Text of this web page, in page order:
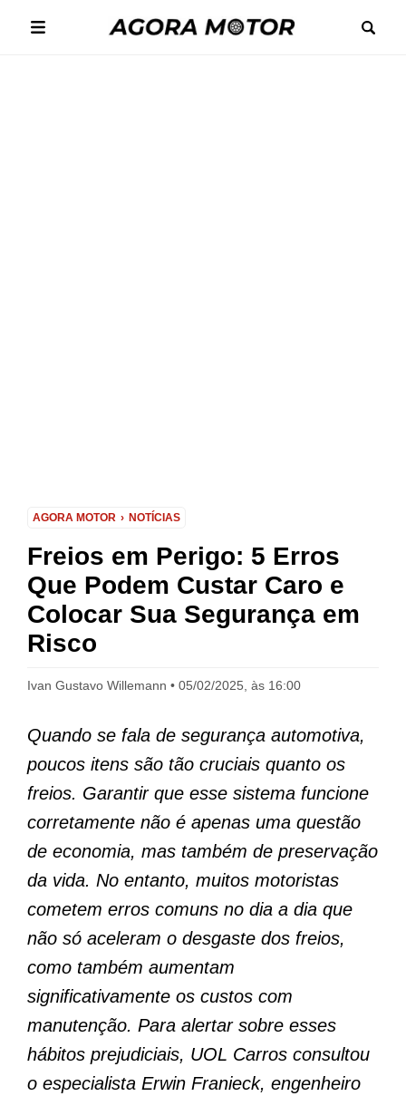
AGORA MOTOR NOTÍCIAS
Freios em Perigo: 5 Erros
Que Podem Custar Caro e
Colocar Sua Segurança em
Risco
Ivan Gustavo Willemann 05/02/2025, às 16:00
Quando se fala de segurança automotiva,
poucos itens são tão cruciais quanto os
freios. Garantir que esse sistema funcione
corretamente não é apenas uma questão
de economia, mas também de preservação
da vida. No entanto, muitos motoristas
cometem erros comuns no dia a dia que
não só aceleram o desgaste dos freios,
como também aumentam
significativamente os custos com
manutenção. Para alertar sobre esses
hábitos prejudiciais, UOL Carros consultou
o especialista Erwin Franieck, engenheiro